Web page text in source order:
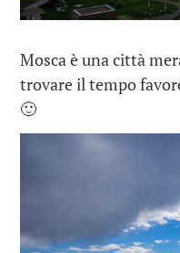
Mosca è una città
trovare il tempo
🙂